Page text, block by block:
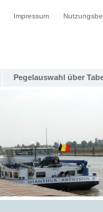
Impressum
Pegelauswahl über